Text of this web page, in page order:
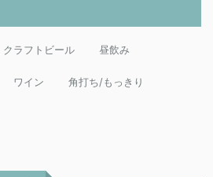
クラフトビール 昼飲み
ワイン 角打ち/もっきり